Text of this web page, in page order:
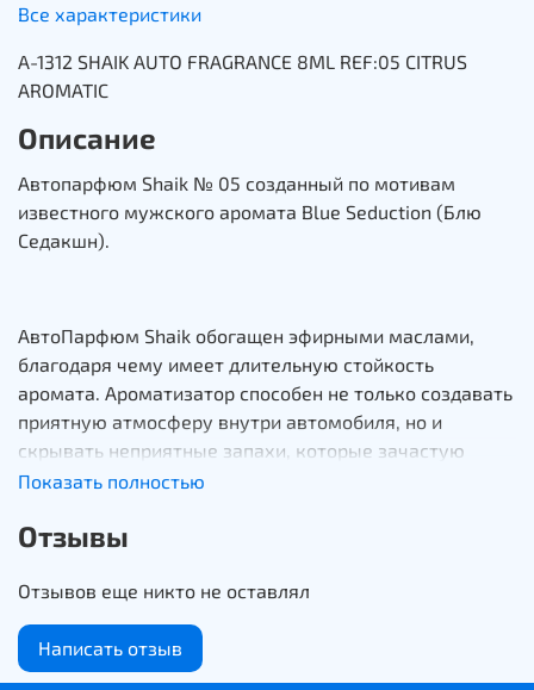
Все характеристики
A-1312 SHAIK AUTO FRAGRANCE 8ML REF:05 CITRUS
AROMATIC
Описание
Автопарфюм Shaik № 05 созданный по мотивам
известного мужского аромата Blue Seduction (Блю
Седакшн).
АвтоПарфюм Shaik обогащен эфирными маслами,
благодаря чему имеет длительную стойкость
аромата. Ароматизатор способен не только создавать
приятную атмосферу внутри автомобиля, но и
скрывать неприятные запахи, которые зачастую
попадают в салон из вне. Изящный маленький
будет неприхотливо излучать любимый вами аромат,
периодически необходимо промачивать.
Показать полностью
Отзывы
Отзывов еще никто не оставлял
Написать отзыв